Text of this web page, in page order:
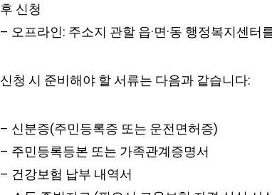
후 신청
– 오프라인: 주소지 관할 읍·면·동 행정복지센터
신청 시 준비해야 할 서류는 다음과 같습니다:
– 신분증(주민등록증 또는 운전면허증)
– 주민등록등본 또는 가족관계증명서
– 건강보험 납부 내역서